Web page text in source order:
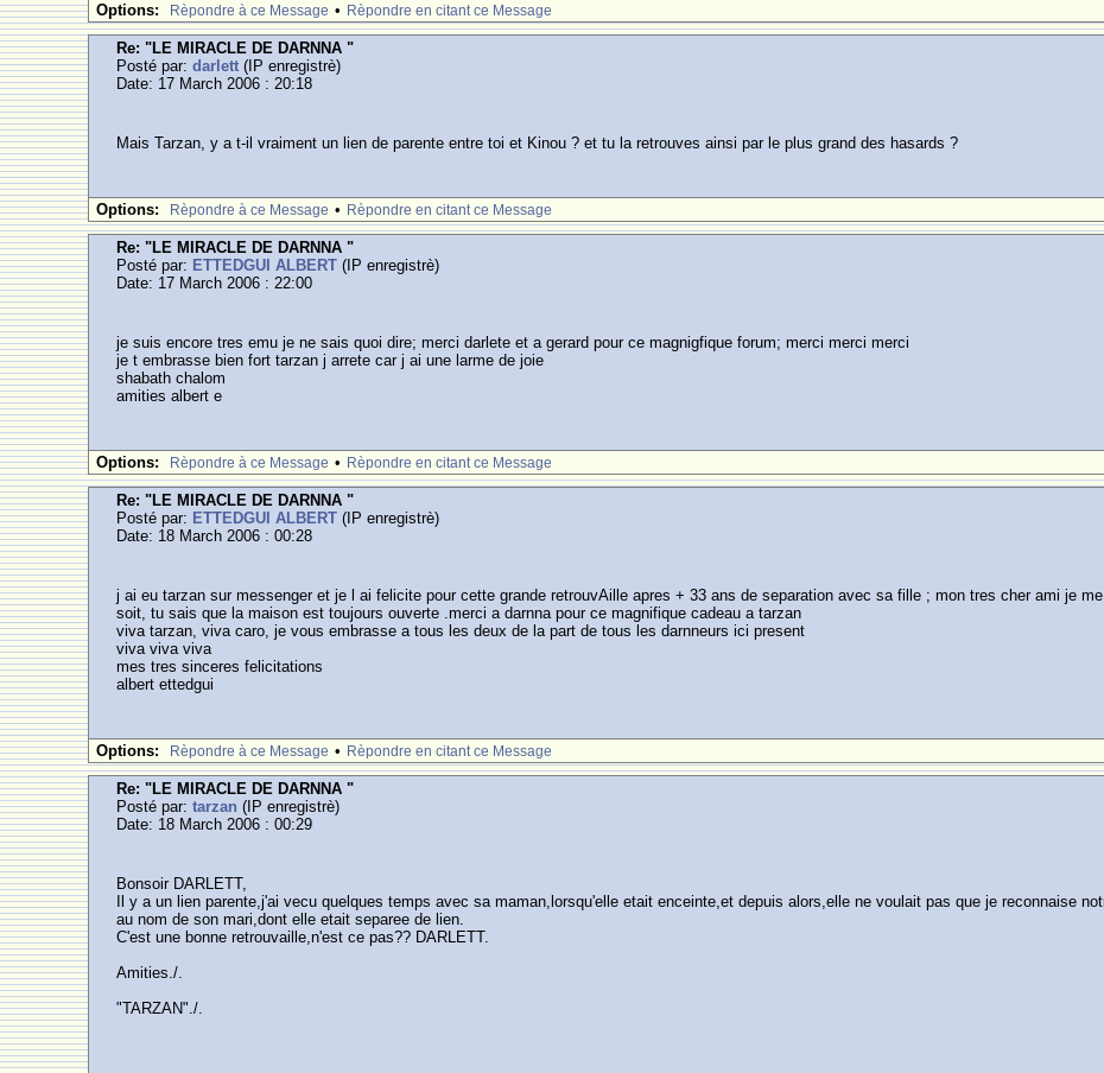
Options: Rèpondre à ce Message • Rèpondre en citant ce Message
Re: "LE MIRACLE DE DARNNA "
Posté par:darlett (IP enregistrè)
Date: 17 March 2006 : 20:18
Mais Tarzan, y a t-il vraiment un lien de parente entre toi et Kinou ? et tu la retrouves ainsi par le plus grand des hasards ?
Options: Rèpondre à ce Message • Rèpondre en citant ce Message
Re: "LE MIRACLE DE DARNNA "
Posté par: ETTEDGUI ALBERT (IP enregistrè)
Date: 17 March 2006 : 22:00
je suis encore tres emu je ne sais quoi dire; merci darlete et a gerard pour ce magnigfique forum; merci merci merci
je t embrasse bien fort tarzan j arrete car j ai une larme de joie
shabath chalom
amities albert e
Options: Rèpondre à ce Message • Rèpondre en citant ce Message
Re: "LE MIRACLE DE DARNNA "
Posté par: ETTEDGUI ALBERT (IP enregistrè)
Date: 18 March 2006 : 00:28
j ai eu tarzan sur messenger et je l ai felicite pour cette grande retrouvAille apres + 33 ans de separation avec sa fille ; mon tres cher ami je
soit, tu sais que la maison est toujours ouverte .merci a darnna pour ce magnifique cadeau a tarzan
viva tarzan, viva caro, je vous embrasse a tous les deux de la part de tous les darnneurs ici present
viva viva viva
mes tres sinceres felicitations
albert ettedgui
Options: Rèpondre à ce Message • Rèpondre en citant ce Message
Re: "LE MIRACLE DE DARNNA "
Posté par:tarzan (IP enregistrè)
Date: 18 March 2006 : 00:29
Bonsoir DARLETT,
Il y a un lien parente,j'ai vecu quelques temps avec sa maman,lorsqu'elle etait enceinte,et depuis alors,elle ne voulait pas que je reconnaise
au nom de son mari,dont elle etait separee de lien.
C'est une bonne retrouvaille,n'est ce pas?? DARLETT.
Amities./.
"TARZAN"./.